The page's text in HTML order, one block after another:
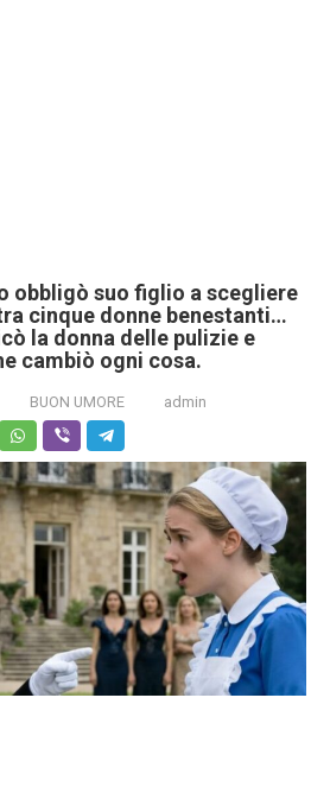
obbligò suo figlio a scegliere
cinque donne benestanti…
la donna delle pulizie e
cambiò ogni cosa.
BUON UMORE admin